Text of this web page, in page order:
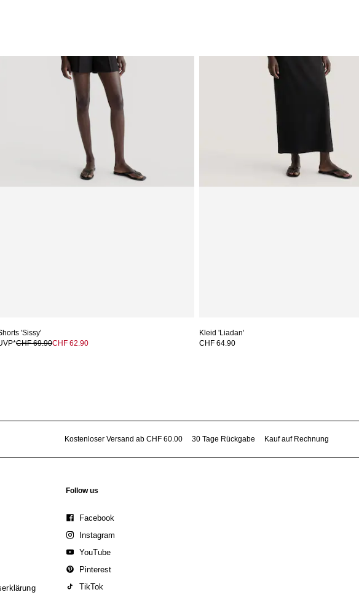
'Sissy'
CHF 69.90CHF 62.90
Kleid 'Liadan'
CHF 64.90
Kostenloser Versand ab CHF 60.00 30 Tage Rückgabe Kauf auf Rechnung
Follow us
Facebook
Instagram
YouTube
Pinterest
TikTok